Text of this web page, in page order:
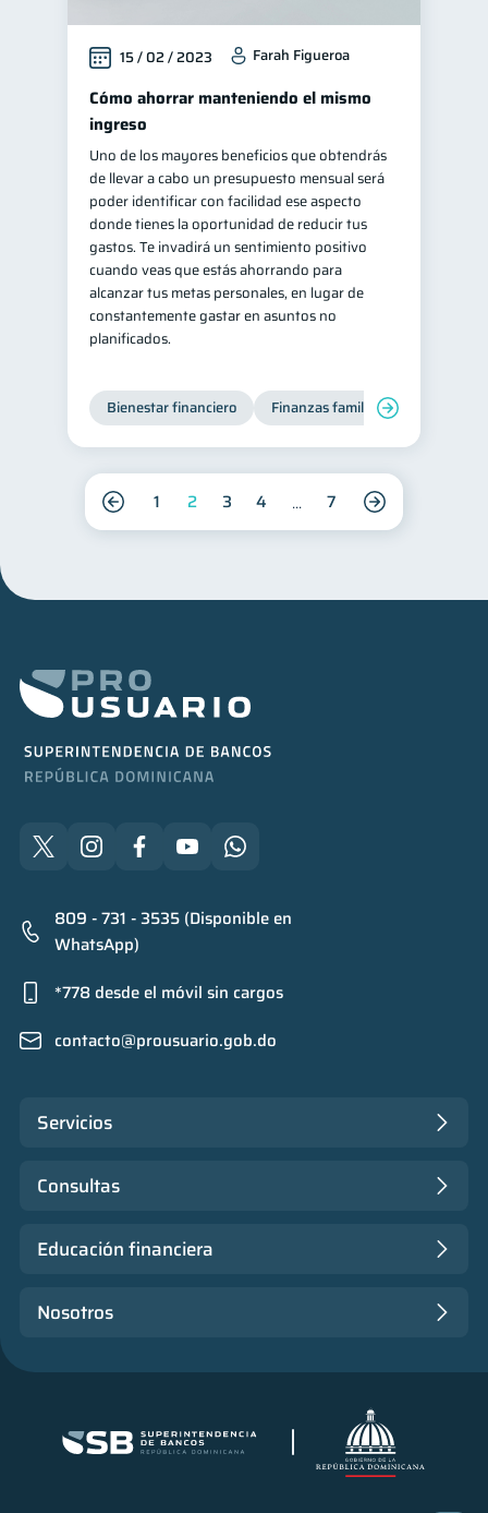
15 / 02 / 2023 Farah Figueroa
Cómo ahorrar manteniendo el mismo
ingreso
Uno de los mayores beneficios que obtendrás
de llevar a cabo un presupuesto mensual será
poder identificar con facilidad ese aspecto
donde tienes la oportunidad de reducir tus
gastos. Te invadirá un sentimiento positivo
cuando veas que estás ahorrando para
alcanzar tus metas personales, en lugar de
constantemente gastar en asuntos no
planificados.
Bienestar financiero Finanzas familiares
1 2 3 4 7
809 - 731 - 3535 (Disponible en
WhatsApp)
*778 desde el móvil sin cargos
contacto@prousuario.gob.do
Servicios
Consultas
Educación financiera
Nosotros